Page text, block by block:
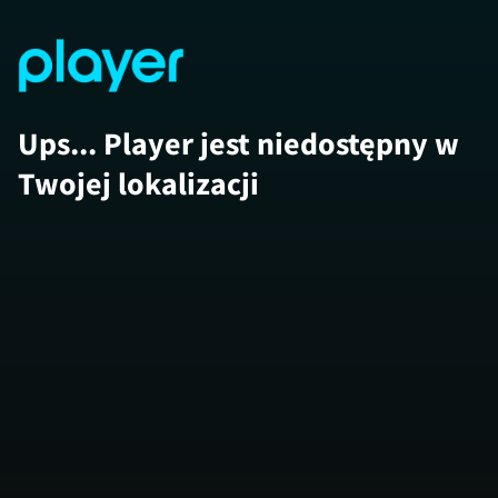
Ups... Player jest niedostępny w
Twojej lokalizacji